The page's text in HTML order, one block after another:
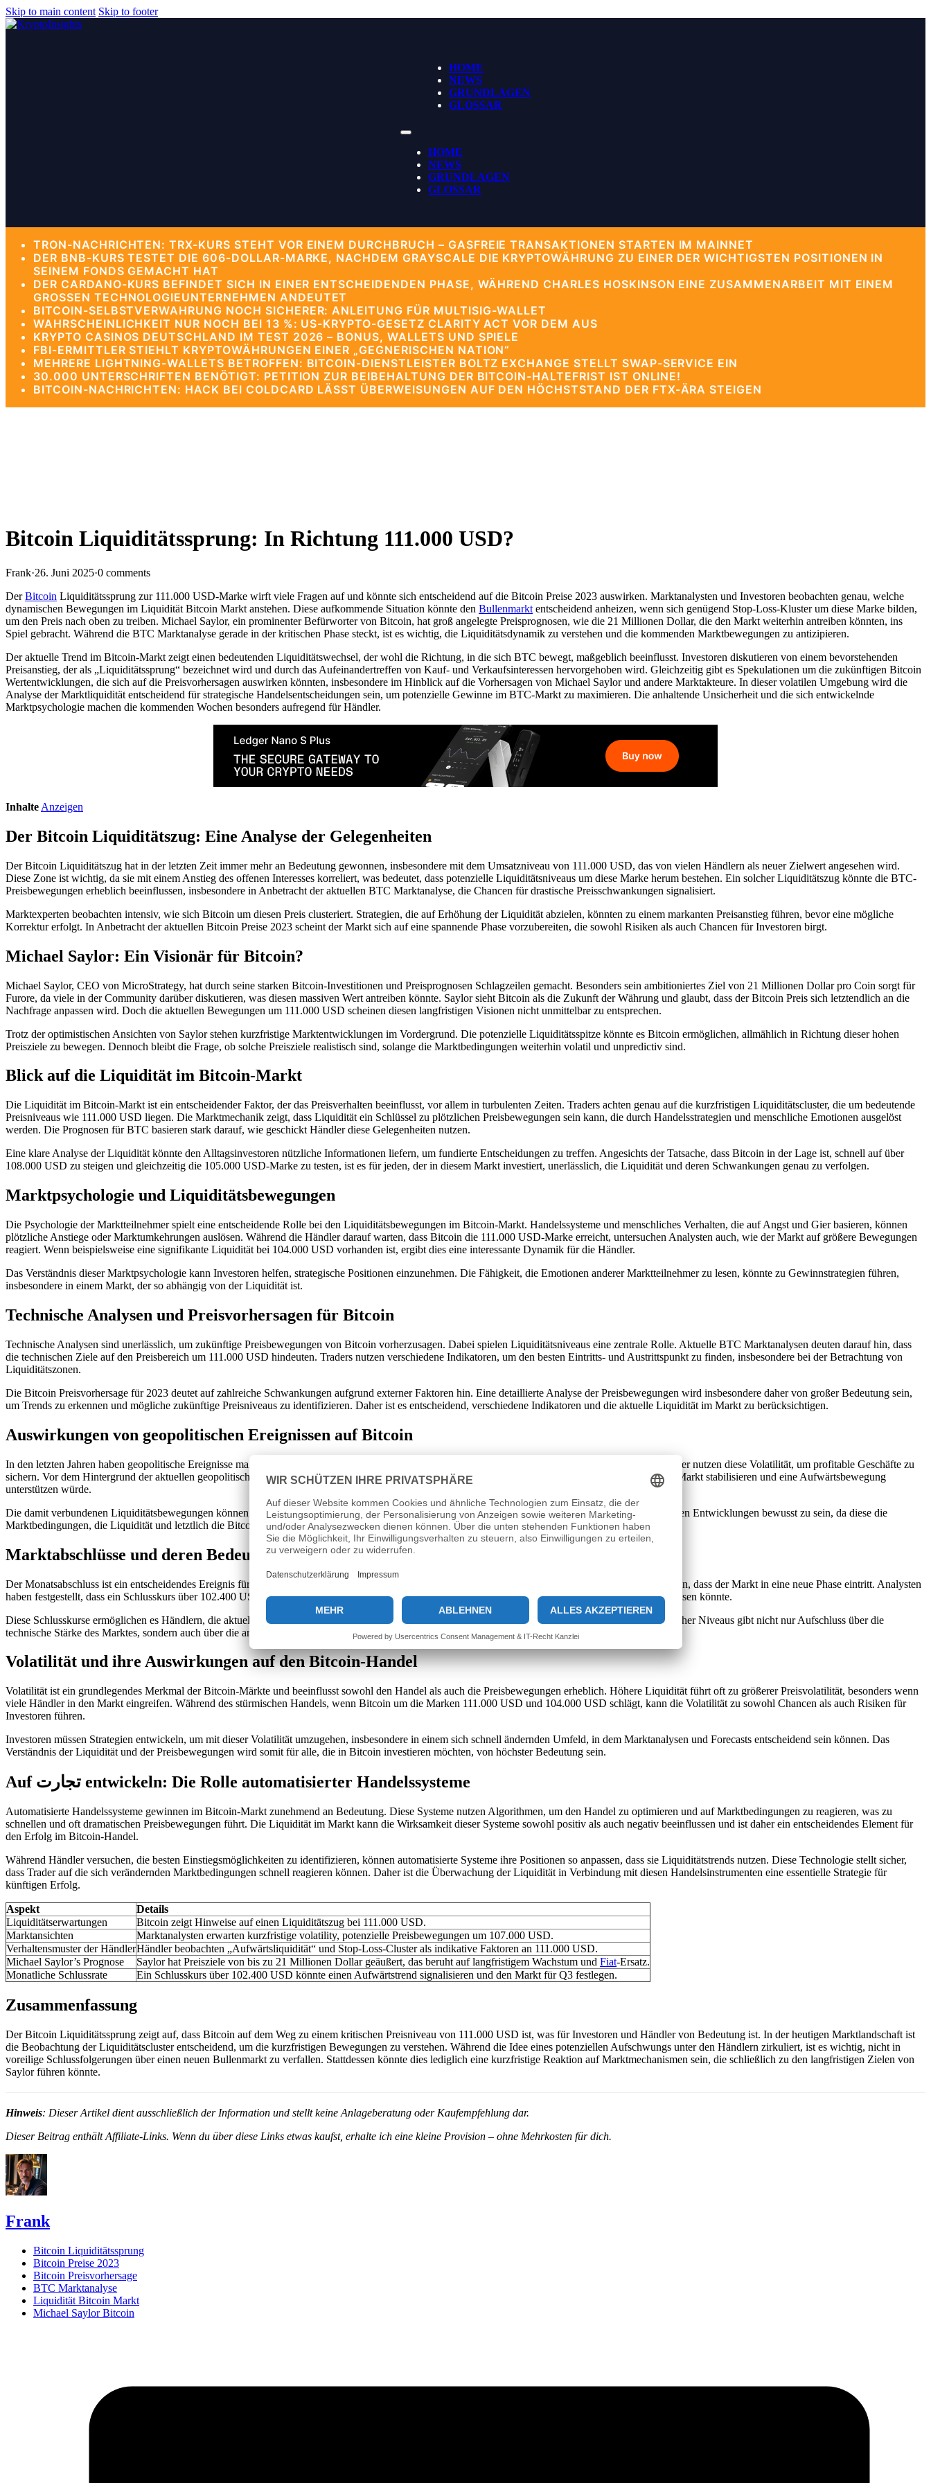
Skip to main content Skip to footer
HOME
NEWS
GRUNDLAGEN
GLOSSAR
HOME
NEWS
GRUNDLAGEN
GLOSSAR
TRON-NACHRICHTEN: TRX-KURS STEHT VOR EINEM DURCHBRUCH – GASFREIE TRANSAKTIONEN STARTEN IM MAINNET
DER BNB-KURS TESTET DIE 606-DOLLAR-MARKE, NACHDEM GRAYSCALE DIE KRYPTOWÄHRUNG ZU EINER DER WICHTIGSTEN POSITIONEN IN
SEINEM FONDS GEMACHT HAT
DER CARDANO-KURS BEFINDET SICH IN EINER ENTSCHEIDENDEN PHASE, WÄHREND CHARLES HOSKINSON EINE ZUSAMMENARBEIT MIT EINEM
GROSSEN TECHNOLOGIEUNTERNEHMEN ANDEUTET
BITCOIN-SELBSTVERWAHRUNG NOCH SICHERER: ANLEITUNG FÜR MULTISIG-WALLET
WAHRSCHEINLICHKEIT NUR NOCH BEI 13 %: US-KRYPTO-GESETZ CLARITY ACT VOR DEM AUS
KRYPTO CASINOS DEUTSCHLAND IM TEST 2026 – BONUS, WALLETS UND SPIELE
FBI-ERMITTLER STIEHLT KRYPTOWÄHRUNGEN EINER „GEGNERISCHEN NATION“
MEHRERE LIGHTNING-WALLETS BETROFFEN: BITCOIN-DIENSTLEISTER BOLTZ EXCHANGE STELLT SWAP-SERVICE EIN
30.000 UNTERSCHRIFTEN BENÖTIGT: PETITION ZUR BEIBEHALTUNG DER BITCOIN-HALTEFRIST IST ONLINE!
BITCOIN-NACHRICHTEN: HACK BEI COLDCARD LÄSST ÜBERWEISUNGEN AUF DEN HÖCHSTSTAND DER FTX-ÄRA STEIGEN
Bitcoin Liquiditätssprung: In Richtung 111.000 USD?
Frank·26. Juni 2025·0 comments
DerBitcoin Liquiditätssprung zur 111.000 USD-Marke wirft viele Fragen auf und könnte sich entscheidend auf die Bitcoin Preise 2023 auswirken. Marktanalysten und Investoren beobachten genau, welche
dynamischen Bewegungen im Liquidität Bitcoin Markt anstehen. Diese aufkommende Situation könnte den Bullenmarkt entscheidend anheizen, wenn sich genügend Stop-Loss-Kluster um diese Marke bilden,
um den Preis nach oben zu treiben. Michael Saylor, ein prominenter Befürworter von Bitcoin, hat groß angelegte Preisprognosen, wie die 21 Millionen Dollar, die den Markt weiterhin antreiben könnten, ins
Spiel gebracht. Während die BTC Marktanalyse gerade in der kritischen Phase steckt, ist es wichtig, die Liquiditätsdynamik zu verstehen und die kommenden Marktbewegungen zu antizipieren.
Der aktuelle Trend im Bitcoin-Markt zeigt einen bedeutenden Liquiditätswechsel, der wohl die Richtung, in die sich BTC bewegt, maßgeblich beeinflusst. Investoren diskutieren von einem bevorstehenden
Preisanstieg, der als „Liquiditätssprung“ bezeichnet wird und durch das Aufeinandertreffen von Kauf- und Verkaufsinteressen hervorgehoben wird. Gleichzeitig gibt es Spekulationen um die zukünftigen Bitcoin
Wertentwicklungen, die sich auf die Preisvorhersagen auswirken könnten, insbesondere im Hinblick auf die Vorhersagen von Michael Saylor und andere Marktakteure. In dieser volatilen Umgebung wird die
Analyse der Marktliquidität entscheidend für strategische Handelsentscheidungen sein, um potenzielle Gewinne im BTC-Markt zu maximieren. Die anhaltende Unsicherheit und die sich entwickelnde
Marktpsychologie machen die kommenden Wochen besonders aufregend für Händler.
Inhalte Anzeigen
Der Bitcoin Liquiditätszug: Eine Analyse der Gelegenheiten
Der Bitcoin Liquiditätszug hat in der letzten Zeit immer mehr an Bedeutung gewonnen, insbesondere mit dem Umsatzniveau von 111.000 USD, das von vielen Händlern als neuer Zielwert angesehen wird.
Diese Zone ist wichtig, da sie mit einem Anstieg des offenen Interesses korreliert, was bedeutet, dass potenzielle Liquiditätsniveaus um diese Marke herum bestehen. Ein solcher Liquiditätszug könnte die BTC-
Preisbewegungen erheblich beeinflussen, insbesondere in Anbetracht der aktuellen BTC Marktanalyse, die Chancen für drastische Preisschwankungen signalisiert.
Marktexperten beobachten intensiv, wie sich Bitcoin um diesen Preis clusteriert. Strategien, die auf Erhöhung der Liquidität abzielen, könnten zu einem markanten Preisanstieg führen, bevor eine mögliche
Korrektur erfolgt. In Anbetracht der aktuellen Bitcoin Preise 2023 scheint der Markt sich auf eine spannende Phase vorzubereiten, die sowohl Risiken als auch Chancen für Investoren birgt.
Michael Saylor: Ein Visionär für Bitcoin?
Michael Saylor, CEO von MicroStrategy, hat durch seine starken Bitcoin-Investitionen und Preisprognosen Schlagzeilen gemacht. Besonders sein ambitioniertes Ziel von 21 Millionen Dollar pro Coin sorgt für
Furore, da viele in der Community darüber diskutieren, was diesen massiven Wert antreiben könnte. Saylor sieht Bitcoin als die Zukunft der Währung und glaubt, dass der Bitcoin Preis sich letztendlich an die
Nachfrage anpassen wird. Doch die aktuellen Bewegungen um 111.000 USD scheinen diesen langfristigen Visionen nicht unmittelbar zu entsprechen.
Trotz der optimistischen Ansichten von Saylor stehen kurzfristige Marktentwicklungen im Vordergrund. Die potenzielle Liquiditätsspitze könnte es Bitcoin ermöglichen, allmählich in Richtung dieser hohen
Preisziele zu bewegen. Dennoch bleibt die Frage, ob solche Preisziele realistisch sind, solange die Marktbedingungen weiterhin volatil und unpredictiv sind.
Blick auf die Liquidität im Bitcoin-Markt
Die Liquidität im Bitcoin-Markt ist ein entscheidender Faktor, der das Preisverhalten beeinflusst, vor allem in turbulenten Zeiten. Traders achten genau auf die kurzfristigen Liquiditätscluster, die um bedeutende
Preisniveaus wie 111.000 USD liegen. Die Marktmechanik zeigt, dass Liquidität ein Schlüssel zu plötzlichen Preisbewegungen sein kann, die durch Handelsstrategien und menschliche Emotionen ausgelöst
werden. Die Prognosen für BTC basieren stark darauf, wie geschickt Händler diese Gelegenheiten nutzen.
Eine klare Analyse der Liquidität könnte den Alltagsinvestoren nützliche Informationen liefern, um fundierte Entscheidungen zu treffen. Angesichts der Tatsache, dass Bitcoin in der Lage ist, schnell auf über
108.000 USD zu steigen und gleichzeitig die 105.000 USD-Marke zu testen, ist es für jeden, der in diesem Markt investiert, unerlässlich, die Liquidität und deren Schwankungen genau zu verfolgen.
Marktpsychologie und Liquiditätsbewegungen
Die Psychologie der Marktteilnehmer spielt eine entscheidende Rolle bei den Liquiditätsbewegungen im Bitcoin-Markt. Handelssysteme und menschliches Verhalten, die auf Angst und Gier basieren, können
plötzliche Anstiege oder Marktumkehrungen auslösen. Während die Händler darauf warten, dass Bitcoin die 111.000 USD-Marke erreicht, untersuchen Analysten auch, wie der Markt auf größere Bewegungen
reagiert. Wenn beispielsweise eine signifikante Liquidität bei 104.000 USD vorhanden ist, ergibt dies eine interessante Dynamik für die Händler.
Das Verständnis dieser Marktpsychologie kann Investoren helfen, strategische Positionen einzunehmen. Die Fähigkeit, die Emotionen anderer Marktteilnehmer zu lesen, könnte zu Gewinnstrategien führen,
insbesondere in einem Markt, der so abhängig von der Liquidität ist.
Technische Analysen und Preisvorhersagen für Bitcoin
Technische Analysen sind unerlässlich, um zukünftige Preisbewegungen von Bitcoin vorherzusagen. Dabei spielen Liquiditätsniveaus eine zentrale Rolle. Aktuelle BTC Marktanalysen deuten darauf hin, dass
die technischen Ziele auf den Preisbereich um 111.000 USD hindeuten. Traders nutzen verschiedene Indikatoren, um den besten Eintritts- und Austrittspunkt zu finden, insbesondere bei der Betrachtung von
Liquiditätszonen.
Die Bitcoin Preisvorhersage für 2023 deutet auf zahlreiche Schwankungen aufgrund externer Faktoren hin. Eine detaillierte Analyse der Preisbewegungen wird insbesondere daher von großer Bedeutung sein,
um Trends zu erkennen und mögliche zukünftige Preisniveaus zu identifizieren. Daher ist es entscheidend, verschiedene Indikatoren und die aktuelle Liquidität im Markt zu berücksichtigen.
Auswirkungen von geopolitischen Ereignissen auf Bitcoin
In den letzten Jahren haben geopolitische Ereignisse maßgeblich die Bitcoin-Preise beeinflusst. Der Markt reagiert oft auf globale Unsicherheiten, und Trader nutzen diese Volatilität, um profitable Geschäfte zu
sichern. Vor dem Hintergrund der aktuellen geopolitischen Situation im Nahen Osten könnte Bitcoin von einer positiven Deeskalation profitieren, die den Markt stabilisieren und eine Aufwärtsbewegung
unterstützen würde.
Die damit verbundenen Liquiditätsbewegungen können erhebliche Preisanstiege mit sich bringen. Daher ist es für Investoren wichtig, sich der geopolitischen Entwicklungen bewusst zu sein, da diese die
Marktbedingungen, die Liquidität und letztlich die Bitcoin Preise 2023 beeinflussen können.
Marktabschlüsse und deren Bedeutung für Bitcoin-Investoren
Der Monatsabschluss ist ein entscheidendes Ereignis für Trader und Investoren. Ein Abschluss über einem bestimmten Preisniveau kann als Signal fungieren, dass der Markt in eine neue Phase eintritt. Analysten
haben festgestellt, dass ein Schlusskurs über 102.400 USD für Bitcoin signalisiert, dass der Aufwärtstrend stabil bleibt, was die Marktpsychologie beeinflussen könnte.
Diese Schlusskurse ermöglichen es Händlern, die aktuelle Marktstimmung zu bewerten und ihre Strategien entsprechend anzupassen. Das Beobachten solcher Niveaus gibt nicht nur Aufschluss über die
technische Stärke des Marktes, sondern auch über die anhaltenden Liquiditätsdynamiken, die Bitcoin in Zukunft beeinflussen werden.
Volatilität und ihre Auswirkungen auf den Bitcoin-Handel
Volatilität ist ein grundlegendes Merkmal der Bitcoin-Märkte und beeinflusst sowohl den Handel als auch die Preisbewegungen erheblich. Höhere Liquidität führt oft zu größerer Preisvolatilität, besonders wenn
viele Händler in den Markt eingreifen. Während des stürmischen Handels, wenn Bitcoin um die Marken 111.000 USD und 104.000 USD schlägt, kann die Volatilität zu sowohl Chancen als auch Risiken für
Investoren führen.
Investoren müssen Strategien entwickeln, um mit dieser Volatilität umzugehen, insbesondere in einem sich schnell ändernden Umfeld, in dem Marktanalysen und Forecasts entscheidend sein können. Das
Verständnis der Liquidität und der Preisbewegungen wird somit für alle, die in Bitcoin investieren möchten, von höchster Bedeutung sein.
Auf تجارت entwickeln: Die Rolle automatisierter Handelssysteme
Automatisierte Handelssysteme gewinnen im Bitcoin-Markt zunehmend an Bedeutung. Diese Systeme nutzen Algorithmen, um den Handel zu optimieren und auf Marktbedingungen zu reagieren, was zu
schnellen und oft dramatischen Preisbewegungen führt. Die Liquidität im Markt kann die Wirksamkeit dieser Systeme sowohl positiv als auch negativ beeinflussen und ist daher ein entscheidendes Element für
den Erfolg im Bitcoin-Handel.
Während Händler versuchen, die besten Einstiegsmöglichkeiten zu identifizieren, können automatisierte Systeme ihre Positionen so anpassen, dass sie Liquiditätstrends nutzen. Diese Technologie stellt sicher,
dass Trader auf die sich verändernden Marktbedingungen schnell reagieren können. Daher ist die Überwachung der Liquidität in Verbindung mit diesen Handelsinstrumenten eine essentielle Strategie für
künftigen Erfolg.
Aspekt
Details
Liquiditätserwartungen
Bitcoin zeigt Hinweise auf einen Liquiditätszug bei 111.000 USD.
Marktansichten
Marktanalysten erwarten kurzfristige volatility, potenzielle Preisbewegungen um 107.000 USD.
Verhaltensmuster der HändlerHändler beobachten „Aufwärtsliquidität“ und Stop-Loss-Cluster als indikative Faktoren an 111.000 USD.
Michael Saylor’s Prognose
Saylor hat Preisziele von bis zu 21 Millionen Dollar geäußert, das beruht auf langfristigem Wachstum und Fiat-Ersatz.
Monatliche Schlussrate
Ein Schlusskurs über 102.400 USD könnte einen Aufwärtstrend signalisieren und den Markt für Q3 festlegen.
Zusammenfassung
Der Bitcoin Liquiditätssprung zeigt auf, dass Bitcoin auf dem Weg zu einem kritischen Preisniveau von 111.000 USD ist, was für Investoren und Händler von Bedeutung ist. In der heutigen Marktlandschaft ist
die Beobachtung der Liquiditätscluster entscheidend, um die kurzfristigen Bewegungen zu verstehen. Während die Idee eines potenziellen Aufschwungs unter den Händlern zirkuliert, ist es wichtig, nicht in
voreilige Schlussfolgerungen über einen neuen Bullenmarkt zu verfallen. Stattdessen könnte dies lediglich eine kurzfristige Reaktion auf Marktmechanismen sein, die schließlich zu den langfristigen Zielen von
Saylor führen könnte.
Hinweis: Dieser Artikel dient ausschließlich der Information und stellt keine Anlageberatung oder Kaufempfehlung dar.
Dieser Beitrag enthält Affiliate-Links. Wenn du über diese Links etwas kaufst, erhalte ich eine kleine Provision – ohne Mehrkosten für dich.
Frank
Bitcoin Liquiditätssprung
Bitcoin Preise 2023
Bitcoin Preisvorhersage
BTC Marktanalyse
Liquidität Bitcoin Markt
Michael Saylor Bitcoin